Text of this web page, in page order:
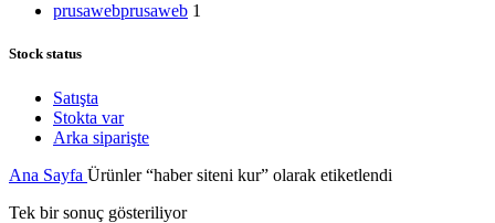
prusawebprusaweb 1
Stock status
Satışta
Stokta var
Arka siparişte
Ana Sayfa Ürünler “haber siteni kur” olarak etiketlendi
Tek bir sonuç gösteriliyor